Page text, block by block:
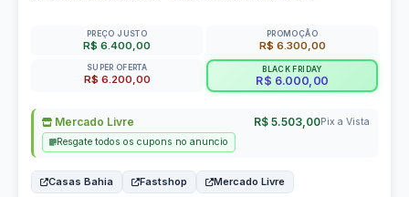
PREÇO JUSTO
R$ 6.400,00
PROMOÇÃO
R$ 6.300,00
SUPER OFERTA
R$ 6.200,00
BLACK FRIDAY
R$ 6.000,00
Mercado Livre R$ 5.503,00Pix a Vista
Resgate todos os cupons no anuncio
Casas Bahia Fastshop Mercado Livre